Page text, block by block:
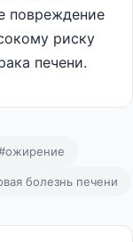
повреждение
риску
печени.
болезнь печени